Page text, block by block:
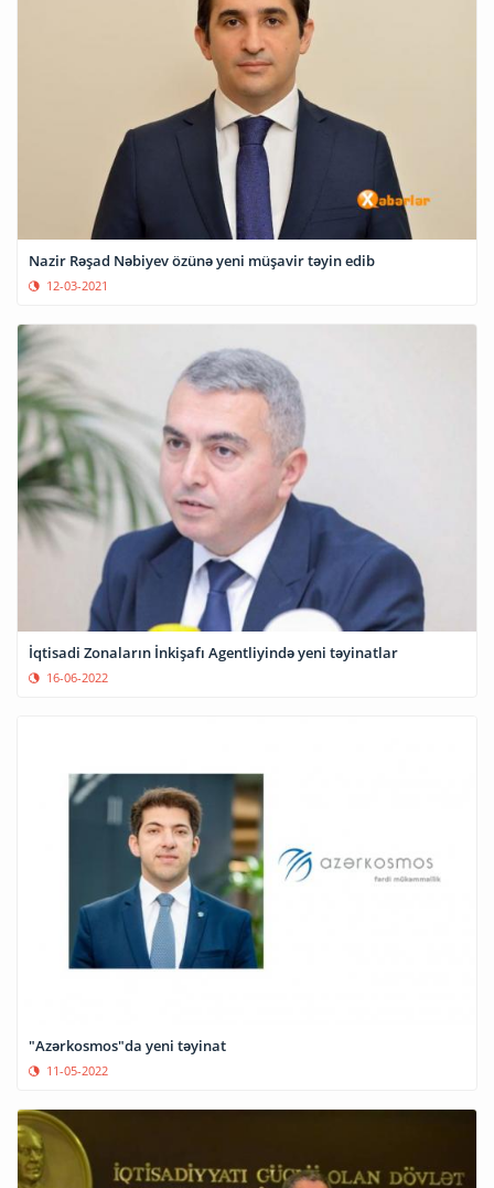
Nazir Rəşad Nəbiyev özünə yeni müşavir təyin edib
12-03-2021
İqtisadi Zonaların İnkişafı Agentliyində yeni təyinatlar
16-06-2022
"Azərkosmos"da yeni təyinat
11-05-2022